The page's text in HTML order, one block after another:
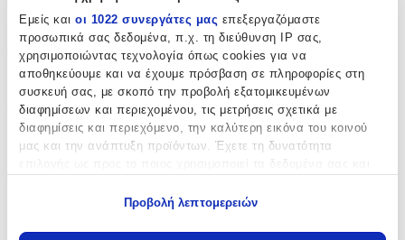
Εμείς και οι 1022 συνεργάτες μας επεξεργαζόμαστε
προσωπικά σας δεδομένα, π.χ. τη διεύθυνση IP σας,
χρησιμοποιώντας τεχνολογία όπως cookies για να
αποθηκεύουμε και να έχουμε πρόσβαση σε πληροφορίες στη
συσκευή σας, με σκοπό την προβολή εξατομικευμένων
διαφημίσεων και περιεχομένου, τις μετρήσεις σχετικά με
διαφημίσεις και περιεχόμενο, την καλύτερη εικόνα του κοινού
μας και την ανάπτυξη προϊόντων. Έχετε τη δυνατότητα
Προβολή λεπτομερειών
Ζωάκια
Τύπος:
Μπρελόκ
Υλικό:
Υφασμάτινο
Κατασκευαστής: